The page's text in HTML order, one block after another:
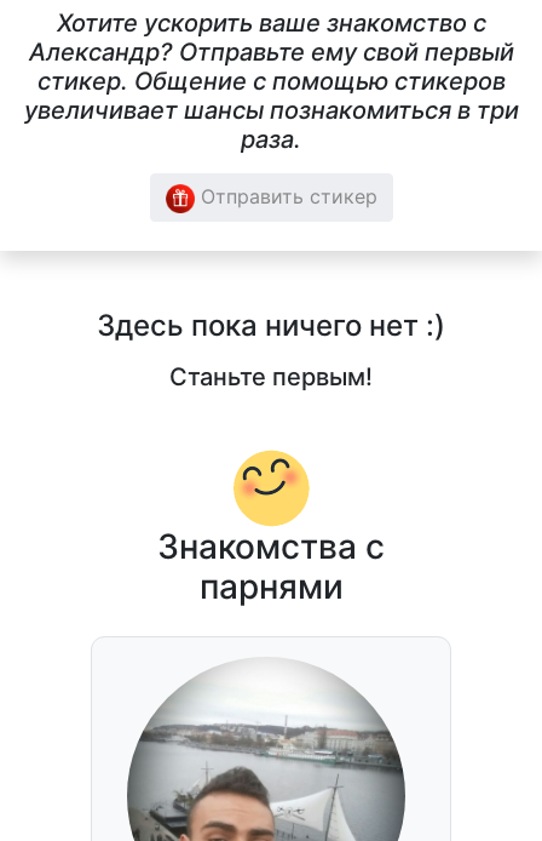
Хотите ускорить ваше знакомство с
Александр? Отправьте ему свой первый
стикер. Общение с помощью стикеров
увеличивает шансы познакомиться в три
раза.
Отправить стикер
Здесь пока ничего нет :)
Станьте первым!
Знакомства с
парнями